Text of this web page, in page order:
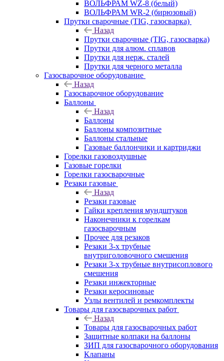
ВОЛЬФРАМ WZ-8 (белый)
ВОЛЬФРАМ WR-2 (бирюзовый)
Прутки сварочные (TIG, газосварка)
Назад
Прутки сварочные (TIG, газосварка)
Прутки для алюм. сплавов
Прутки для нерж. сталей
Прутки для черного металла
Газосварочное оборудование
Назад
Газосварочное оборудование
Баллоны
Назад
Баллоны
Баллоны композитные
Баллоны стальные
Газовые баллончики и картриджи
Горелки газовоздушные
Газовые горелки
Горелки газосварочные
Резаки газовые
Назад
Резаки газовые
Гайки крепления мундштуков
Наконечники к горелкам
газосварочным
Прочее для резаков
Резаки 3-х трубные
внутриголовочного смешения
Резаки 3-х трубные внутрисоплового
смешения
Резаки инжекторные
Резаки керосиновые
Узлы вентилей и ремкомплекты
Товары для газосварочных работ
Назад
Товары для газосварочных работ
Защитные колпаки на баллоны
ЗИП для газосварочного оборудования
Клапаны